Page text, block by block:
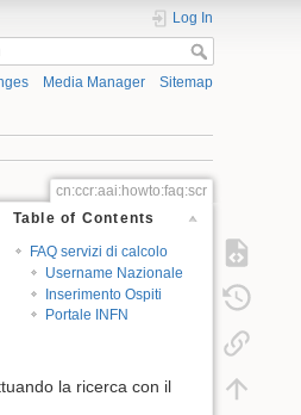
Log In
Media Manager Sitemap
cn:ccr:aai:howto:faq:scr
Table of Contents
FAQ servizi di calcolo
Username Nazionale
Inserimento Ospiti
Portale INFN
la ricerca con il